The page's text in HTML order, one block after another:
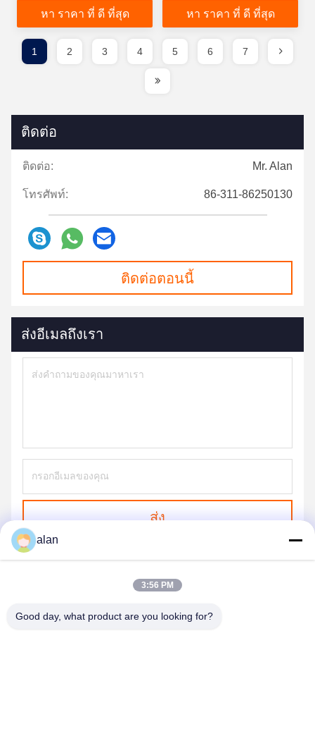
สารประกอบ
หา ราคา ที่ ดี ที่สุด หา ราคา ที่ ดี ที่สุด
1 2 3 4 5 6 7
ติดต่อ
ติดต่อ: Mr. Alan
โทรศัพท์: 86-311-86250130
ติดต่อตอนนี้
ส่งอีเมลถึงเรา
ส่ง
alan
3:56 PM
Good day, what product are you looking for?